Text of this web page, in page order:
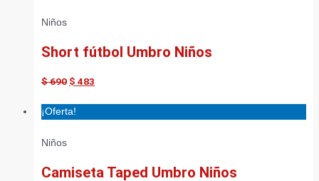
Niños
Short fútbol Umbro Niños
$690 $ 483
¡Oferta!
Niños
Camiseta Taped Umbro Niños